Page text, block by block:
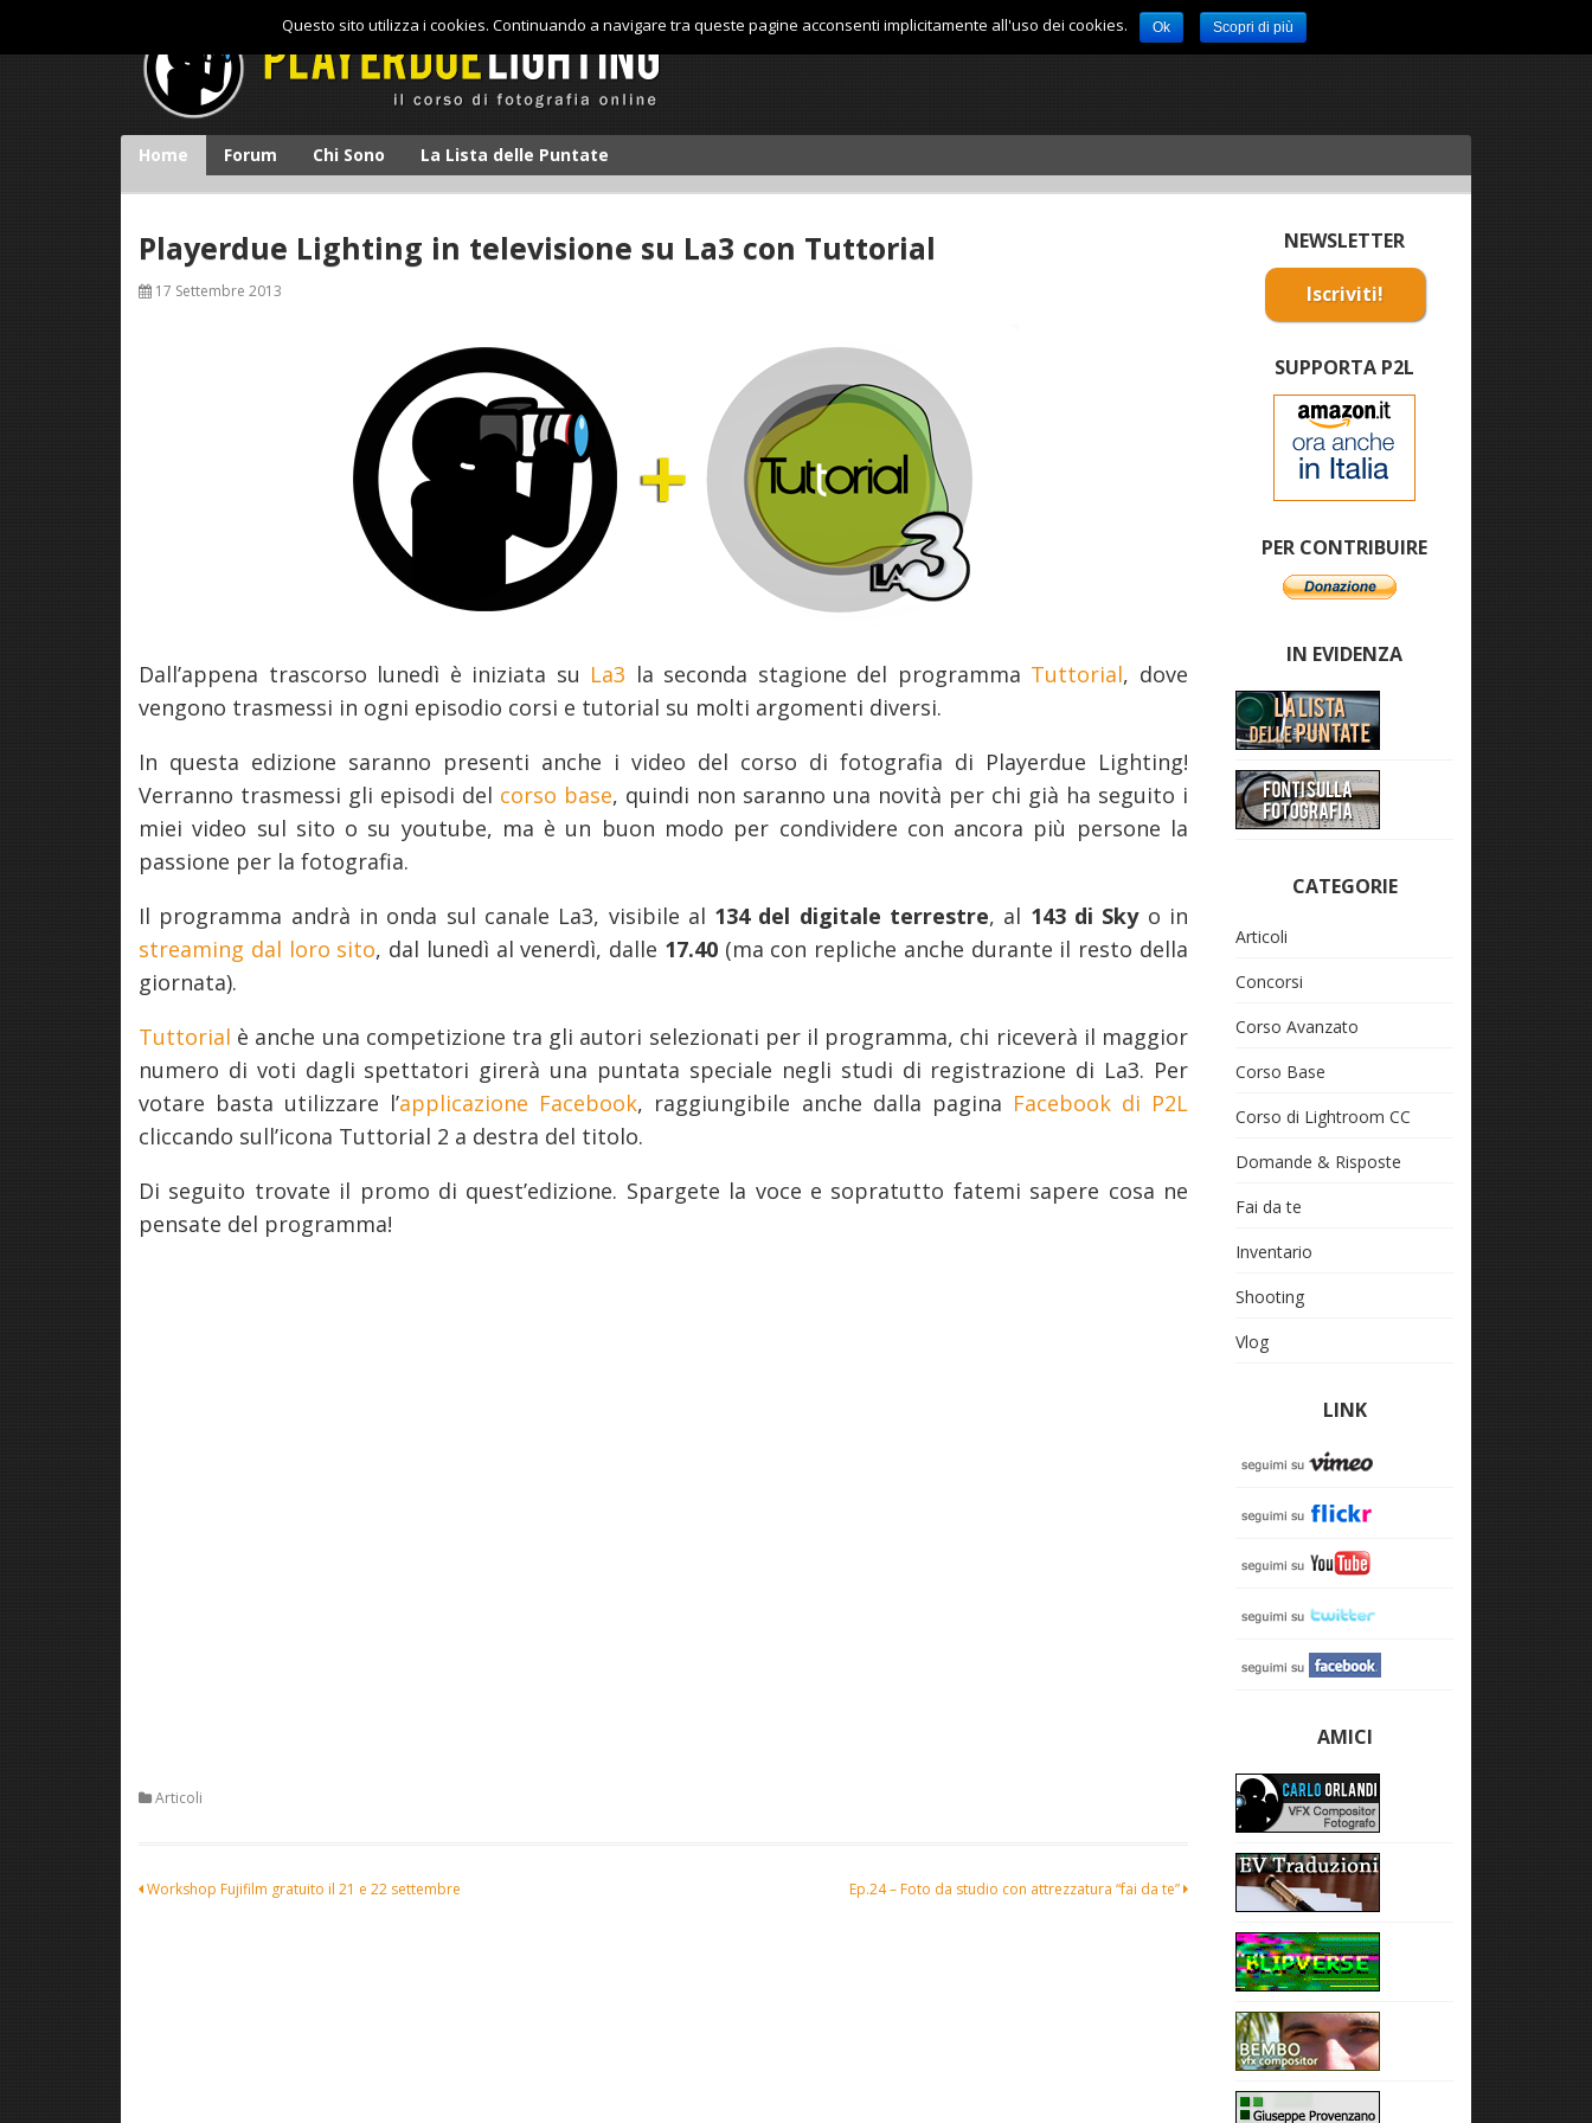
Home Forum Chi Sono La Lista delle Puntate
Playerdue Lighting in televisione su La3 con Tuttorial
17 Settembre 2013
Dall’appena trascorso lunedì è iniziata su La3 la seconda stagione del programma Tuttorial, dove
vengono trasmessi in ogni episodio corsi e tutorial su molti argomenti diversi.
In questa edizione saranno presenti anche i video del corso di fotografia di Playerdue Lighting!
Verranno trasmessi gli episodi del corso base, quindi non saranno una novità per chi già ha seguito i
miei video sul sito o su youtube, ma è un buon modo per condividere con ancora più persone la
passione per la fotografia.
Il programma andrà in onda sul canale La3, visibile al 134 del digitale terrestre, al 143 di Skyo in
streaming dal loro sito, dal lunedì al venerdì, dalle 17.40(ma con repliche anche durante il resto della
giornata).
Tuttorial è anche una competizione tra gli autori selezionati per il programma, chi riceverà il maggior
numero di voti dagli spettatori girerà una puntata speciale negli studi di registrazione di La3. Per
votare basta utilizzare l’applicazione Facebook, raggiungibile anche dalla pagina Facebook di P2L
cliccando sull’icona Tuttorial 2 a destra del titolo.
Di seguito trovate il promo di quest’edizione. Spargete la voce e sopratutto fatemi sapere cosa ne
pensate del programma!
Articoli
Navigazione
Workshop Fujifilm gratuito il 21 e 22 settembre Ep.24 – Foto da studio con attrezzatura “fai da te”
NEWSLETTER
Iscriviti!
SUPPORTA P2L
PER CONTRIBUIRE
IN EVIDENZA
CATEGORIE
Articoli
Concorsi
Corso Avanzato
Corso Base
Corso di Lightroom CC
Domande & Risposte
Fai da te
Inventario
Shooting
Vlog
LINK
AMICI
Questo sito utilizza i cookies. Continuando a navigare tra queste pagine acconsenti implicitamente all'uso dei cookies. Ok Scopri di più